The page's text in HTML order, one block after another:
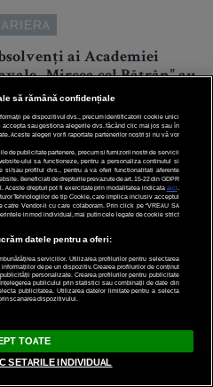
ai Academiei
„Mircea cel Bătrân” au
o dronă maritimă de
28 Iulie 2026
de note de 10 la proba scrisă
2026, în rândul
să rămână confidențiale
pe dispozitivul dvs., precum identificatorii cookie unici
accepta sau gestiona alegerile dvs. făcând clic mai jos sau în
Aceste alegeri vor fi raportate partenerilor noștri și nu vă vor
de publicitate partenere, precum si furnizorii nostri de servicii
ului sa functioneze, pentru a personaliza continutul si
si/sau profilul dvs., pentru a va oferi functionalitati aferente
Beneficiati de drepturile prevazute de art. 15-22 din GDPR
Aceste drepturi pot fi exercitate prin modalitatea indicata aici
Tehnologiilor de tip Cookie, care implica inclusiv acceptul
Vendor-ii cu care colaboram. Prin click pe “VREAU SA
in mod individual, mai putin cele legate de cookie strict
datele pentru a oferi:
serviciilor. Utilizarea profilurilor pentru selectarea
de pe un dispozitiv. Crearea profilurilor de conținut
personalizate. Crearea profilurilor pentru publicitate
publicului prin statistici sau combinații de date din
publicitatea. Utilizarea datelor limitate pentru a selecta
scanarea dispozitivului.
TOATE
SETARILE INDIVIDUAL